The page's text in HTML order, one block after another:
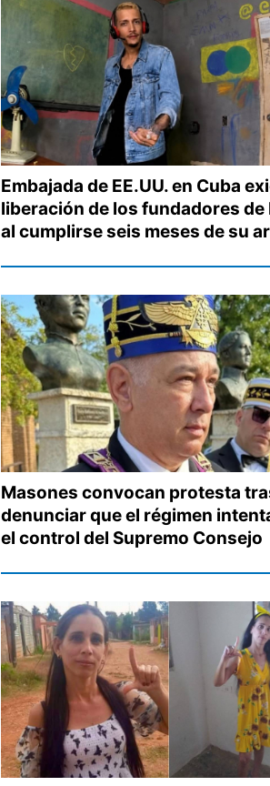
Embajada de EE.UU. en Cuba
liberación de los fundadores de
al cumplirse seis meses de su
Masones convocan protesta
denunciar que el régimen
el control del Supremo Consejo